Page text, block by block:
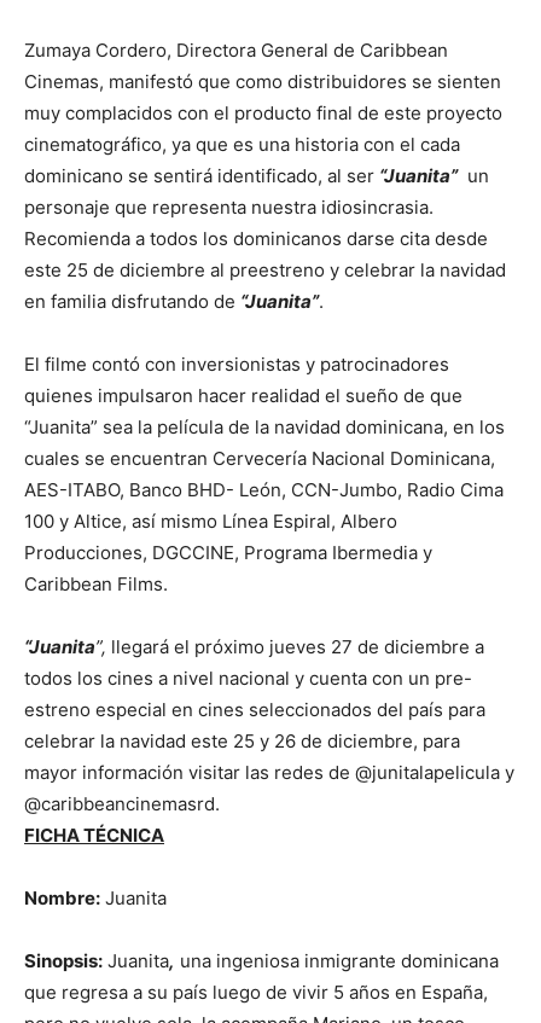
Zumaya Cordero, Directora General de Caribbean
Cinemas, manifestó que como distribuidores se sienten
muy complacidos con el producto final de este proyecto
cinematográfico, ya que es una historia con el cada
dominicano se sentirá identificado, al ser “Juanita”un
personaje que representa nuestra idiosincrasia.
Recomienda a todos los dominicanos darse cita desde
este 25 de diciembre al preestreno y celebrar la navidad
en familia disfrutando de “Juanita”.
El filme contó con inversionistas y patrocinadores
quienes impulsaron hacer realidad el sueño de que
“Juanita” sea la película de la navidad dominicana, en los
cuales se encuentran Cervecería Nacional Dominicana,
AES-ITABO, Banco BHD- León, CCN-Jumbo, Radio Cima
100 y Altice, así mismo Línea Espiral, Albero
Producciones, DGCCINE, Programa Ibermedia y
Caribbean Films.
“Juanita”, llegará el próximo jueves 27 de diciembre a
todos los cines a nivel nacional y cuenta con un pre-
estreno especial en cines seleccionados del país para
celebrar la navidad este 25 y 26 de diciembre, para
mayor información visitar las redes de @junitalapelicula y
@caribbeancinemasrd.
FICHA TÉCNICA
Nombre: Juanita
Sinopsis: Juanita, una ingeniosa inmigrante dominicana
que regresa a su país luego de vivir 5 años en España,